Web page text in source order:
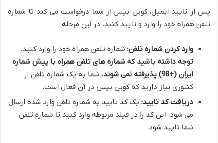
پس از تایید ایمیل، کوین بیس از شما درخواست می کند تا شماره
تلفن همراه خود را وارد و تایید کنید. در این مرحله:
وارد کردن شماره تلفن: شماره تلفن همراه خود را وارد کنید.
توجه داشته باشید که شماره های تلفن همراه با پیش شماره
ایران (+98) پذیرفته نمی شوند.
شما به یک شماره تلفن از
کشوری نیاز دارید که کوین بیس در آن فعال است.
دریافت کد تایید: یک کد تایید به شماره تلفن وارد شده ارسال
می شود. این کد را در فیلد مربوطه وارد کنید تا شماره تلفن
شما تایید شود.